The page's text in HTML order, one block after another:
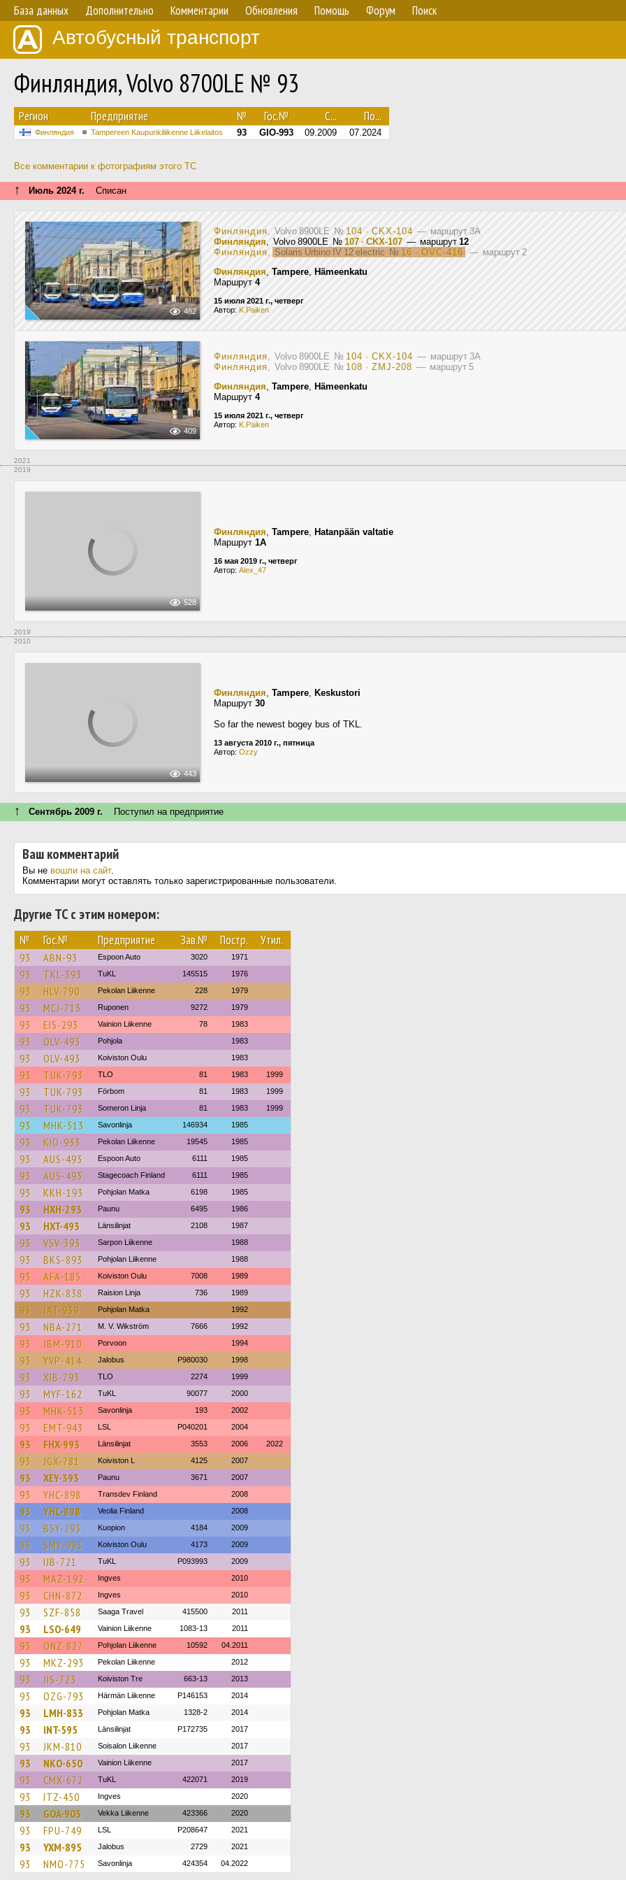
База данных Дополнительно Комментарии Обновления Помощь Форум Поиск
Автобусный транспорт
Финляндия, Volvo 8700LE № 93
Регион Предприятие № Гос.№ С... По...
Финляндия Tampereen Kaupunkiliikenne Liikelaitos 93 GIO-993 09.2009 07.2024
Все комментарии к фотографиям этого ТС
↑ Июль 2024 г. Списан
482
Финляндия, Volvo 8900LE № 104 · CKX-104 — маршрут 3A
Финляндия, Volvo 8900LE № 107 · CKX-107 — маршрут 12
Финляндия, Solaris Urbino IV 12 electric № 16 · OVC-416
— маршрут 2
Финляндия, Tampere, Hämeenkatu
Маршрут 4
15 июля 2021 г., четверг
Автор: K.Paiken
409
Финляндия, Volvo 8900LE № 104 · CKX-104 — маршрут 3A
Финляндия, Volvo 8900LE № 108 · ZMJ-208 — маршрут 5
Финляндия, Tampere, Hämeenkatu
Маршрут 4
15 июля 2021 г., четверг
Автор: K.Paiken
2021
2019
528
Финляндия, Tampere, Hatanpään valtatie
Маршрут 1A
16 мая 2019 г., четверг
Автор: Alex_47
2019
2010
443
Финляндия, Tampere, Keskustori
Маршрут 30
So far the newest bogey bus of TKL.
13 августа 2010 г., пятница
Автор: Ozzy
↑ Сентябрь 2009 г. Поступил на предприятие
Ваш комментарий
Вы не вошли на сайт.
Комментарии могут оставлять только зарегистрированные пользователи.
Другие ТС с этим номером:
№ Гос.№ Предприятие Зав.№ Постр. Утил.
93 ABN-93 Espoon Auto 3020 1971
93 TKL-393 TuKL 145515 1976
93 HLV-790 Pekolan Liikenne 228 1979
93 MCJ-713 Ruponen 9272 1979
93 EIS-293 Vainion Liikenne 78 1983
93 OLV-493 Pohjola 1983
93 OLV-493 Koiviston Oulu 1983
93 TUK-793 TLO 81 1983 1999
93 TUK-793 Förbom 81 1983 1999
93 TUK-793 Someron Linja 81 1983 1999
93 MHK-513 Savonlinja 146934 1985
93 KIO-933 Pekolan Liikenne 19545 1985
93 AUS-493 Espoon Auto 6111 1985
93 AUS-493 Stagecoach Finland 6111 1985
93 KKH-193 Pohjolan Matka 6198 1985
93 HXH-293 Paunu 6495 1986
93 HXT-493 Länsilinjat 2108 1987
93 VSV-393 Sarpon Liikenne 1988
93 BKS-893 Pohjolan Liikenne 1988
93 AFA-185 Koiviston Oulu 7008 1989
93 HZK-838 Raision Linja 736 1989
93 JAT-939 Pohjolan Matka 1992
93 NBA-271 M. V. Wikström 7666 1992
93 JBM-910 Porvoon 1994
93 YVP-414 Jalobus P980030 1998
93 XIB-793 TLO 2274 1999
93 MYF-162 TuKL 90077 2000
93 MHK-513 Savonlinja 193 2002
93 EMT-943 LSL P040201 2004
93 FHX-993 Länsilinjat 3553 2006 2022
93 JGX-781 Koiviston L 4125 2007
93 XEY-393 Paunu 3671 2007
93 YHC-898 Transdev Finland 2008
93 YHC-898 Veolia Finland 2008
93 BSY-293 Kuopion 4184 2009
93 SMY-993 Koiviston Oulu 4173 2009
93 IJB-721 TuKL P093993 2009
93 MAZ-192 Ingves 2010
93 CHN-872 Ingves 2010
93 SZF-858 Saaga Travel 415500 2011
93 LSO-649 Vainion Liikenne 1083-13 2011
93 ONZ-827 Pohjolan Liikenne 10592 04.2011
93 MKZ-293 Pekolan Liikenne 2012
93 JIS-723 Koiviston Tre 663-13 2013
93 OZG-793 Härmän Liikenne P146153 2014
93 LMH-833 Pohjolan Matka 1328-2 2014
93 INT-595 Länsilinjat P172735 2017
93 JKM-810 Soisalon Liikenne 2017
93 NKO-650 Vainion Liikenne 2017
93 CMX-672 TuKL 422071 2019
93 ITZ-450 Ingves 2020
93 GOA-903 Vekka Liikenne 423366 2020
93 FPU-749 LSL P208647 2021
93 YXM-895 Jalobus 2729 2021
93 NMO-775 Savonlinja 424354 04.2022